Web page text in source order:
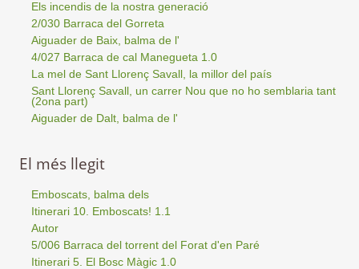
Els incendis de la nostra generació
2/030 Barraca del Gorreta
Aiguader de Baix, balma de l'
4/027 Barraca de cal Manegueta 1.0
La mel de Sant Llorenç Savall, la millor del país
Sant Llorenç Savall, un carrer Nou que no ho semblaria tant
(2ona part)
Aiguader de Dalt, balma de l'
El més llegit
Emboscats, balma dels
Itinerari 10. Emboscats! 1.1
Autor
5/006 Barraca del torrent del Forat d'en Paré
Itinerari 5. El Bosc Màgic 1.0